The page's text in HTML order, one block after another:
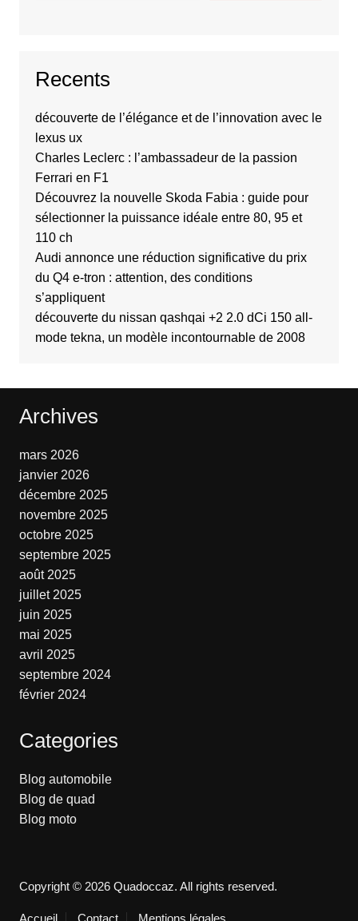
Recents
découverte de l’élégance et de l’innovation avec le
lexus ux
Charles Leclerc : l’ambassadeur de la passion
Ferrari en F1
Découvrez la nouvelle Skoda Fabia : guide pour
sélectionner la puissance idéale entre 80, 95 et
110 ch
Audi annonce une réduction significative du prix
du Q4 e-tron : attention, des conditions
s’appliquent
découverte du nissan qashqai +2 2.0 dCi 150 all-
mode tekna, un modèle incontournable de 2008
Archives
mars 2026
janvier 2026
décembre 2025
novembre 2025
octobre 2025
septembre 2025
août 2025
juillet 2025
juin 2025
mai 2025
avril 2025
septembre 2024
février 2024
Categories
Blog automobile
Blog de quad
Blog moto
Copyright © 2026 Quadoccaz. All rights reserved.
Accueil Contact Mentions légales